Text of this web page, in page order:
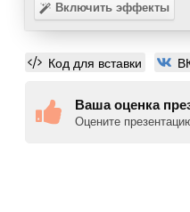
Включить эффекты
Код для вставки
Ваша оценка
Оцените